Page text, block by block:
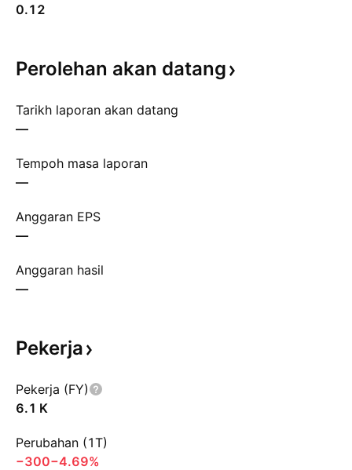
0.12
Perolehan akan datang
Tarikh laporan akan datang
—
Tempoh masa laporan
—
Anggaran EPS
—
Anggaran hasil
—
Pekerja
Pekerja (FY)
‪6.1 K‬
Perubahan (1T)
−300−4.69%